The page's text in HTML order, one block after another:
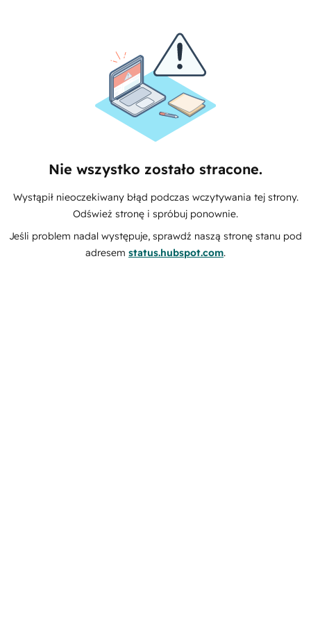
Nie wszystko zostało stracone.
Wystąpił nieoczekiwany błąd podczas wczytywania tej strony.
Odśwież stronę i spróbuj ponownie.
Jeśli problem nadal występuje, sprawdź naszą stronę stanu pod
adresem status.hubspot.com.